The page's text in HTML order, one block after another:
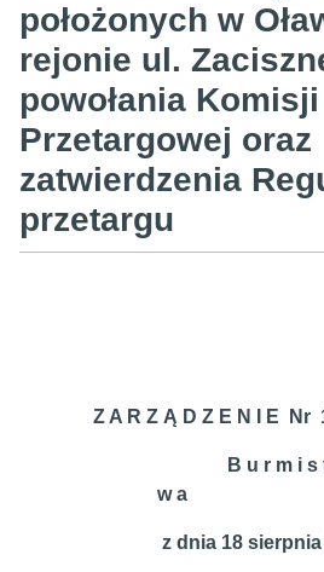
położonych w
rejonie ul.
powołania Komisji
Przetargowej oraz
zatwierdzenia
przetargu
Z A R Z Ą D Z E N I E Nr
B u r m i s t r z a M
w
z dnia 18 sierpnia